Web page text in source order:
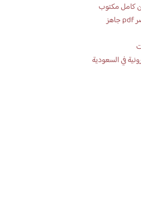
كامل مكتوب
تقرير عن الانفجار السكاني بالعناصر pdf جاهز
في السعودية